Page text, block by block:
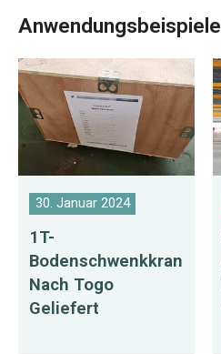
Anwendungsbeispiele
30. Januar 2024
1T-
Bodenschwenkkran
Nach Togo
Geliefert